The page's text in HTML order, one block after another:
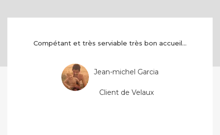
Compétant et très serviable très bon accueil...
Jean-michel Garcia
Client de Velaux